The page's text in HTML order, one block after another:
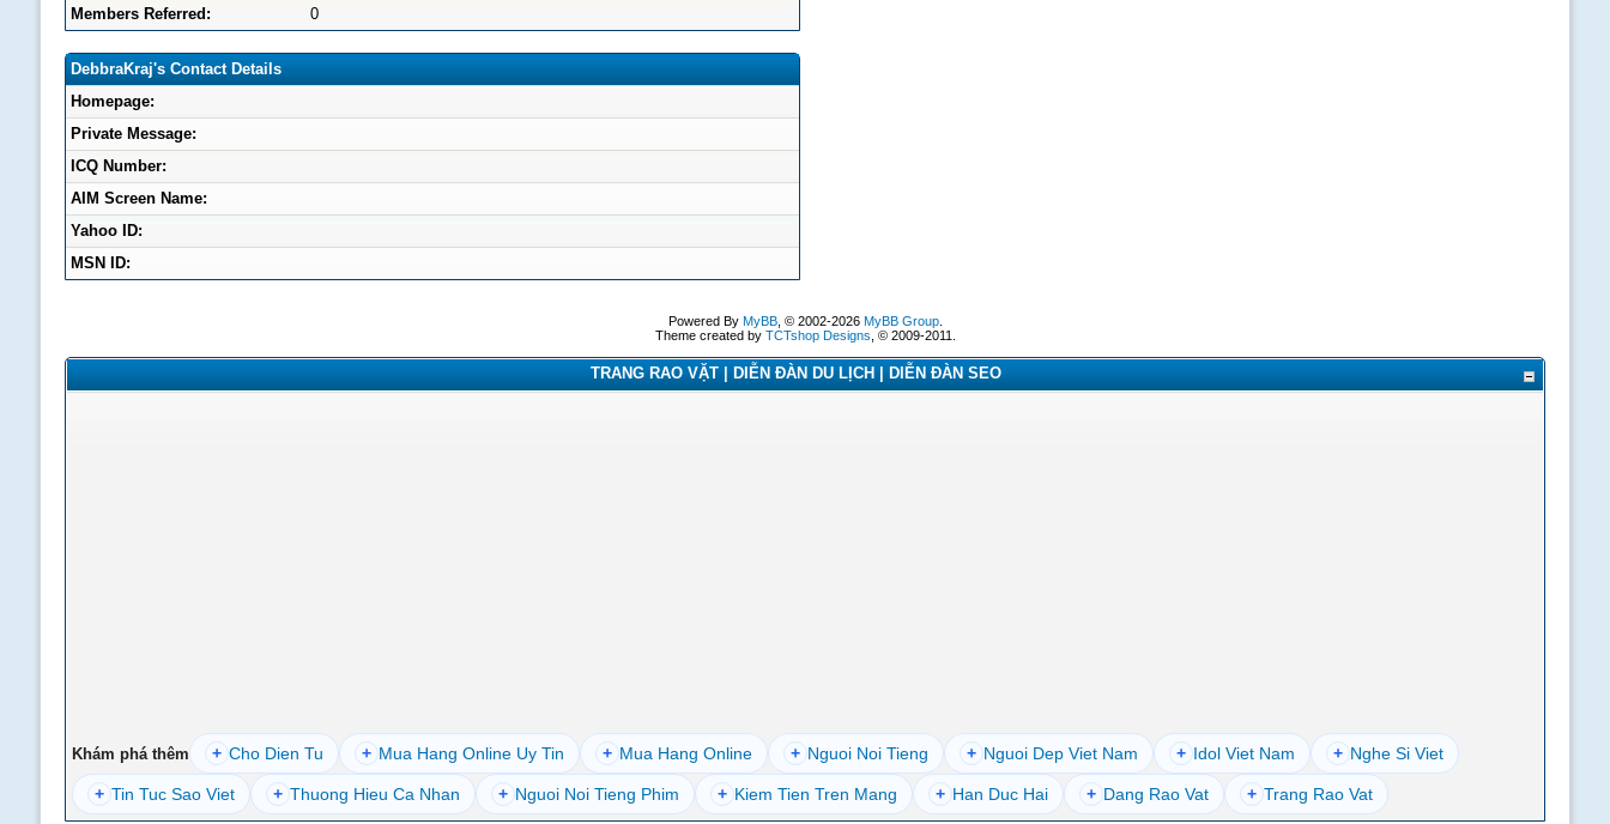
Members Referred:
0
DebbraKraj's Contact Details
Homepage:
Private Message:
ICQ Number:
AIM Screen Name:
Yahoo ID:
MSN ID:
Powered By MyBB, © 2002-2026 MyBB Group.
Theme created by TCTshop Designs , © 2009-2011.
TRANG RAO VẶT | DIỄN ĐÀN DU LỊCH | DIỄN ĐÀN SEO
Khám phá thêm + Cho Dien Tu + Mua Hang Online Uy Tin + Mua Hang Online + Nguoi Noi Tieng + Nguoi Dep Viet Nam + Idol Viet Nam + Nghe Si Viet
+ Tin Tuc Sao Viet + Thuong Hieu Ca Nhan + Nguoi Noi Tieng Phim + Kiem Tien Tren Mang + Han Duc Hai + Dang Rao Vat + Trang Rao Vat